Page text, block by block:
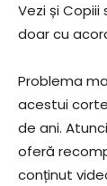
Vezi și Copiii
doar cu
Problema
acestui
de ani.
oferă
conținut